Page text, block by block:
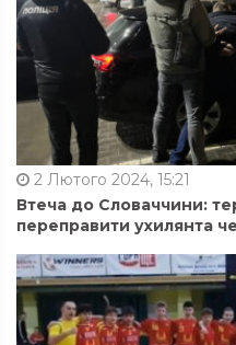
2 Лютого 2024, 15:21
Втеча до Словаччини:
переправити ухилянта